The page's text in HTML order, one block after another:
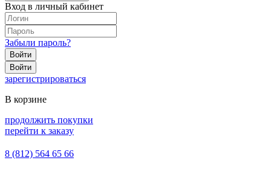
Вход в личный кабинет
Забыли пароль?
Войти
Войти
зарегистрироваться
В корзине
продолжить покупки
перейти к заказу
8 (812) 564 65 66